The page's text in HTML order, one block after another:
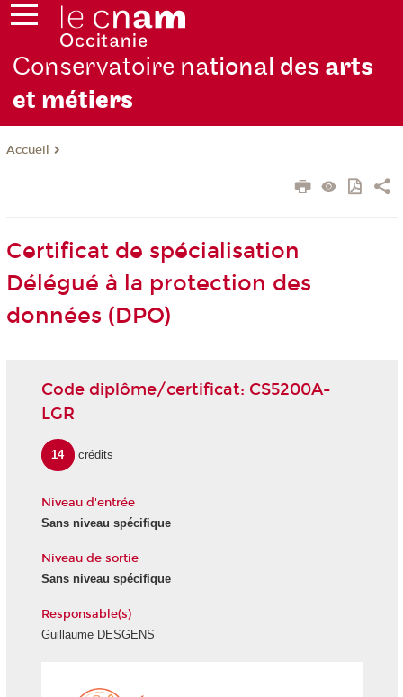
Conservatoire national des arts
et métiers
Accueil
Certificat de spécialisation
Délégué à la protection des
données (DPO)
Code diplôme/certificat: CS5200A-
LGR
14 crédits
Niveau d'entrée
Sans niveau spécifique
Niveau de sortie
Sans niveau spécifique
Responsable(s)
Guillaume DESGENS